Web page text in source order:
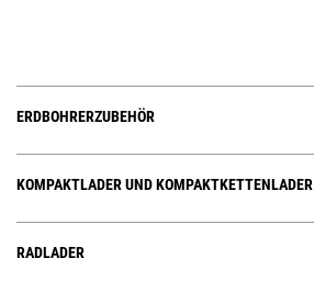
ERDBOHRERZUBEHÖR
KOMPAKTLADER UND KOMPAKTKETTENLADER
RADLADER